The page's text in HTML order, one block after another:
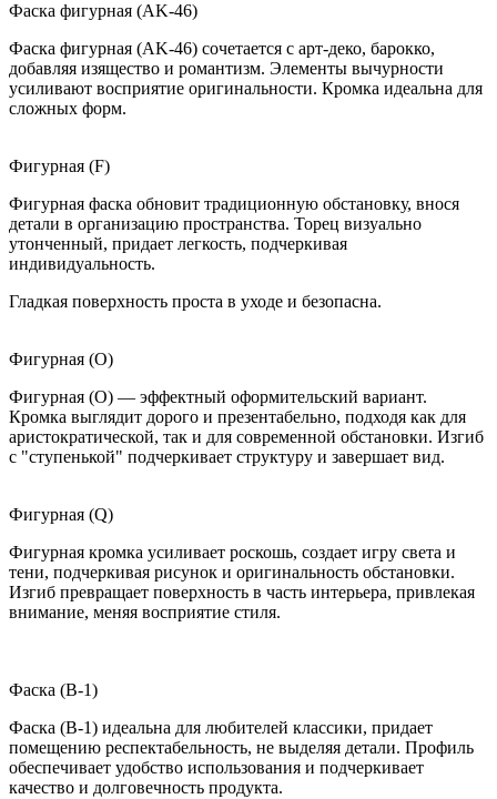
Фаска фигурная (AK-46)
Фаска фигурная (AK-46) сочетается с арт-деко, барокко,
добавляя изящество и романтизм. Элементы вычурности
усиливают восприятие оригинальности. Кромка идеальна для
сложных форм.
Фигурная (F)
Фигурная фаска обновит традиционную обстановку, внося
детали в организацию пространства. Торец визуально
утонченный, придает легкость, подчеркивая
индивидуальность.
Гладкая поверхность проста в уходе и безопасна.
Фигурная (O)
Фигурная (O) — эффектный оформительский вариант.
Кромка выглядит дорого и презентабельно, подходя как для
аристократической, так и для современной обстановки. Изгиб
с "ступенькой" подчеркивает структуру и завершает вид.
Фигурная (Q)
Фигурная кромка усиливает роскошь, создает игру света и
тени, подчеркивая рисунок и оригинальность обстановки.
Изгиб превращает поверхность в часть интерьера, привлекая
внимание, меняя восприятие стиля.
Фаска (B-1)
Фаска (B-1) идеальна для любителей классики, придает
помещению респектабельность, не выделяя детали. Профиль
обеспечивает удобство использования и подчеркивает
качество и долговечность продукта.